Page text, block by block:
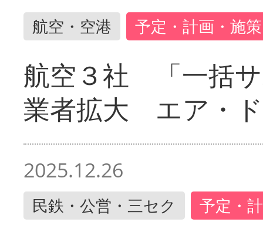
航空・空港 予定・計画・施策
航空３社 「一括
業者拡大 エア・
2025.12.26
民鉄・公営・三セク 予定・